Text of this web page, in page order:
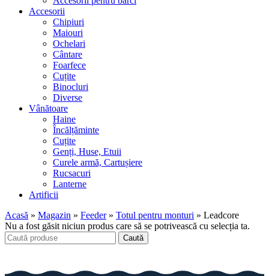
Accesorii
Chipiuri
Maiouri
Ochelari
Cântare
Foarfece
Cuțite
Binocluri
Diverse
Vânătoare
Haine
Încălțăminte
Cuțite
Genți, Huse, Etuii
Curele armă, Cartușiere
Rucsacuri
Lanterne
Artificii
Acasă » Magazin » Feeder» Totul pentru monturi » Leadcore
Nu a fost găsit niciun produs care să se potrivească cu selecția ta.
Caută